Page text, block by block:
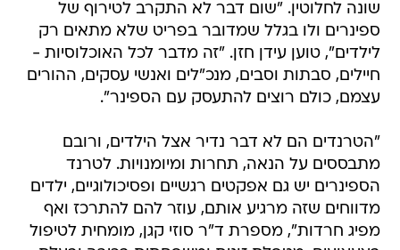
שונה לחלוטין. "שום דבר לא התקרב לטירוף של
ספינרים ולו בגלל שמדובר בפריט שלא מתאים רק
לילדים", טוען עידן חזן. "זה מדבר לכל האוכלוסיות -
חיילים, סבתות וסבים, מנכ"לים ואנשי עסקים, ההורים
עצמם, כולם רוצים להתעסק עם הספינר".
"הטרנדים הם לא דבר נדיר אצל הילדים, ורובם
מתבססים על הנאה, תחרות ומיומנויות. לטרנד
הספינרים יש גם אפקטים רגשיים ופסיכולוגיים, ילדים
מדווחים שזה מרגיע אותם, עוזר להם להתרכז ואף
מפיג חרדות", מספרת ד"ר סוזי קגן, מומחית לטיפול